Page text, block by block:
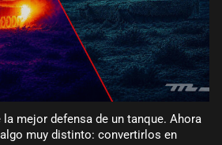
mejor defensa de un tanque. Ahora
muy distinto: convertirlos en